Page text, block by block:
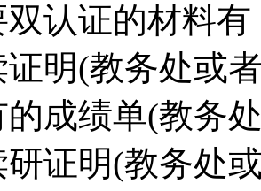
证的材料有
(教务处或者
绩单(教务处
明(教务处或